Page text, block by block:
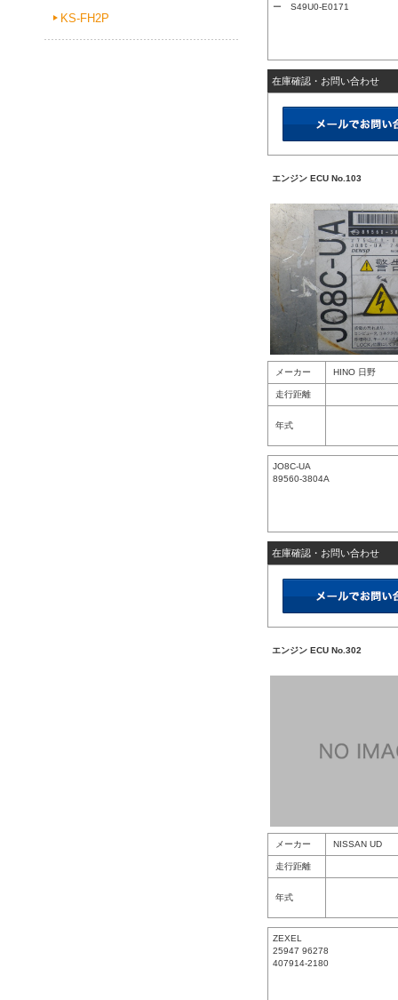
KS-FH2P
ー S49U0-E0171
在庫確認・お問い合わせ
エンジン ECU No.103
メーカー HINO 日野
走行距離
年式
JO8C-UA
89560-3804A
在庫確認・お問い合わせ
エンジン ECU No.302
メーカー NISSAN UD
走行距離
年式
ZEXEL
25947 96278
407914-2180